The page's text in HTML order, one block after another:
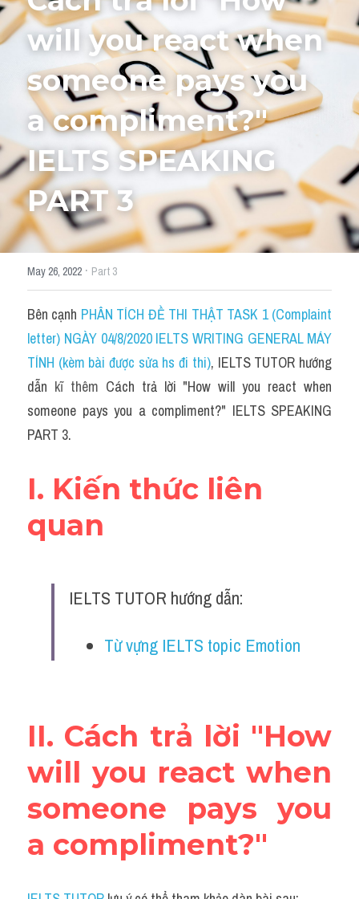
HỌC THỬ
will you react when
someone pays you
a compliment?"
IELTS SPEAKING
PART 3
May 26, 2022 · Part 3
Bên cạnh PHÂN TÍCH ĐỀ THI THẬT TASK 1 (Complaint
letter) NGÀY 04/8/2020 IELTS WRITING GENERAL MÁY
TÍNH (kèm bài được sửa hs đi thi), IELTS TUTOR hướng
dẫn kĩ thêm Cách trả lời "How will you react when
someone pays you a compliment?" IELTS SPEAKING
PART 3.
I. Kiến thức liên
quan
IELTS TUTOR hướng dẫn:
Từ vựng IELTS topic Emotion
II. Cách trả lời "How
will you react when
someone pays you
a compliment?"